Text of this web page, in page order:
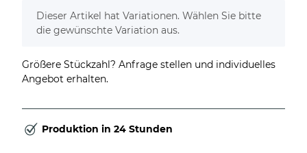
x
Dieser Artikel hat Variationen. Wählen Sie bitte
die gewünschte Variation aus.
Größere Stückzahl? Anfrage stellen und individuelles
Angebot erhalten.
Produktion in 24 Stunden